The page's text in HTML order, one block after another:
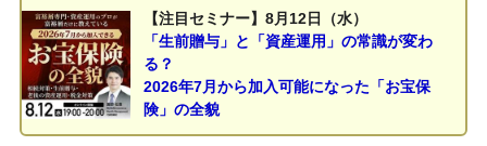
【注目セミナー】8月12日（水）
「生前贈与」と「資産運用」の常識が変わ
る？
2026年7月から加入可能になった「お宝保
険」の全貌